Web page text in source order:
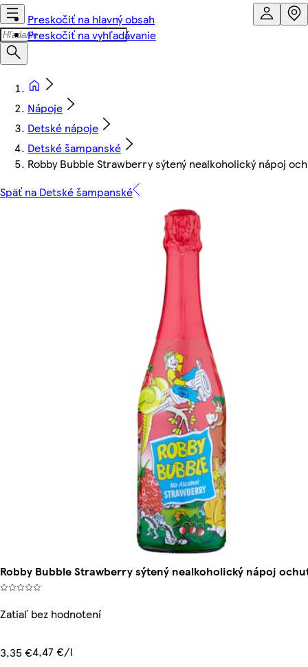
Preskočiť na hlavný obsah
Preskočiť na vyhľadávanie
Nápoje
Detské nápoje
Detské šampanské
Robby Bubble Strawberry sýtený nealkoholický nápoj
Späť na Detské šampanské
Robby Bubble Strawberry sýtený nealkoholický nápoj
Zatiaľ bez hodnotení
3,35 €4,47 €/l